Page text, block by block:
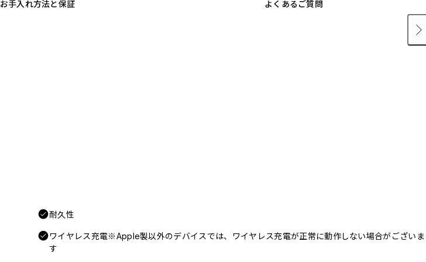
お手入れ方法と保証 よくあるご質問
耐久性
ワイヤレス充電※Apple製以外のデバイスでは、ワイヤレス充電が正常に動作しない場合がございま
す